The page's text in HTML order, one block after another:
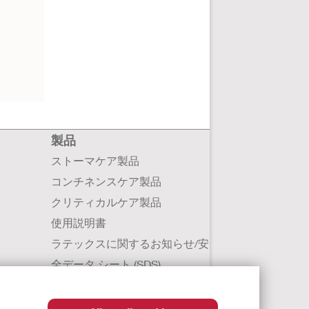
製品
ストーマケア製品
コンチネンスケア製品
クリティカルケア製品
使用説明書
ラテックスに関するお知らせ/安
全データ シート (SDS)